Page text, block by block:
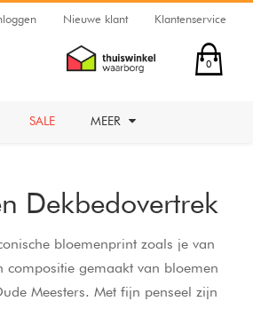
Nieuwe klant Klantenservice
0
SALE MEER
Dekbedovertrek
bloemenprint zoals je van
compositie gemaakt van bloemen
Meesters. Met fijn penseel zijn
waarvan de meesten in die